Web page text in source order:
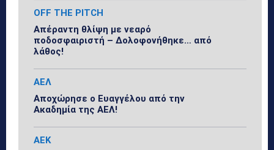
OFF THE PITCH
Απέραντη θλίψη με νεαρό
ποδοσφαιριστή – Δολοφονήθηκε… από
λάθος!
ΑΕΛ
Αποχώρησε ο Ευαγγέλου από την
Ακαδημία της ΑΕΛ!
ΑΕΚ